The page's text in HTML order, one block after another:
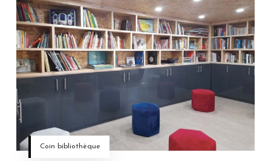
Coin bibliothèque